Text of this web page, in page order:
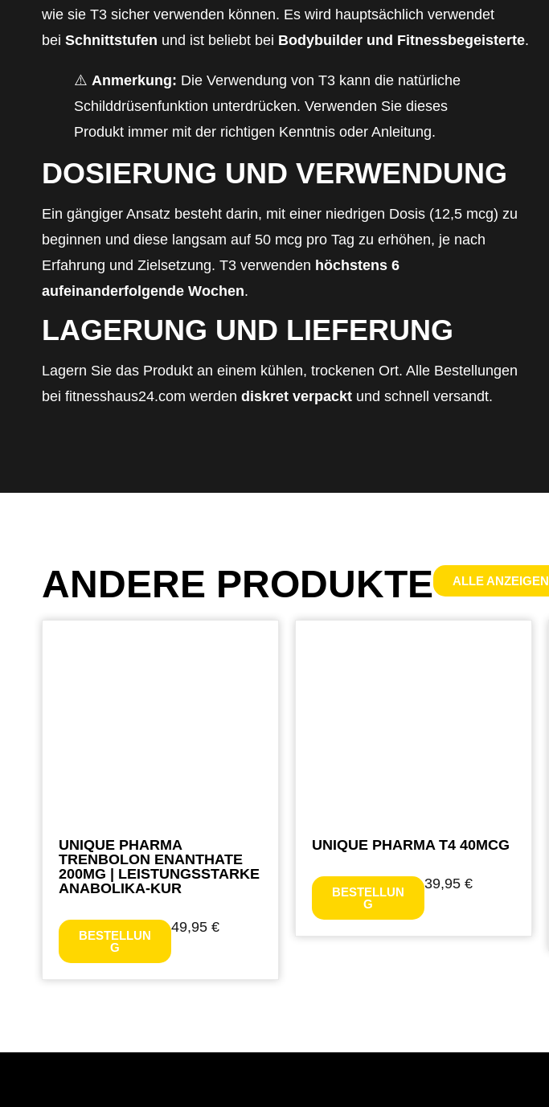
wie sie T3 sicher verwenden können. Es wird hauptsächlich verwendet
bei Schnittstufen und ist beliebt bei Bodybuilder und Fitnessbegeisterte.
⚠️ Anmerkung: Die Verwendung von T3 kann die natürliche
Schilddrüsenfunktion unterdrücken. Verwenden Sie dieses
Produkt immer mit der richtigen Kenntnis oder Anleitung.
DOSIERUNG UND VERWENDUNG
Ein gängiger Ansatz besteht darin, mit einer niedrigen Dosis (12,5 mcg) zu
beginnen und diese langsam auf 50 mcg pro Tag zu erhöhen, je nach
Erfahrung und Zielsetzung. T3 verwenden höchstens 6
aufeinanderfolgende Wochen.
LAGERUNG UND LIEFERUNG
Lagern Sie das Produkt an einem kühlen, trockenen Ort. Alle Bestellungen
bei fitnesshaus24.com werden diskret verpackt und schnell versandt.
ANDERE PRODUKTE ALLE ANZEIGEN
UNIQUE PHARMA
TRENBOLON ENANTHATE
200MG | LEISTUNGSSTARKE
ANABOLIKA-KUR
BESTELLUN
G
49,95€
UNIQUE PHARMA T4 40MCG
BESTELLUN
G
39,95€